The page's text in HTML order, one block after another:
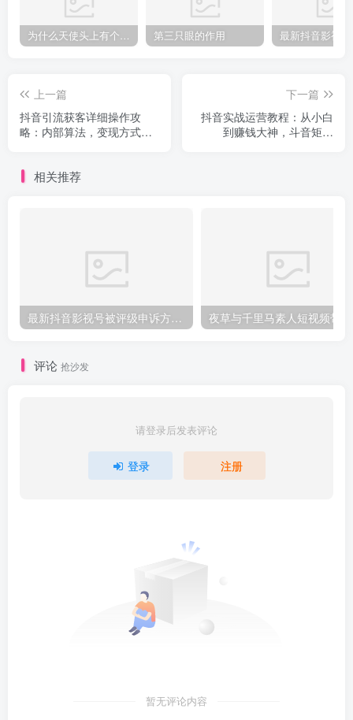
为什么天使头上有个圈？ 第三只眼的作用
上一篇
抖音引流获客详细操作攻
略：内部算法，变现方式，
下一篇
抖音实战运营教程：从小白
到赚钱大神，斗音矩阵
相关推荐
最新抖音影视号被评级申诉方法视频教程
评论 抢沙发
请登录后发表评论
登录 注册
暂无评论内容